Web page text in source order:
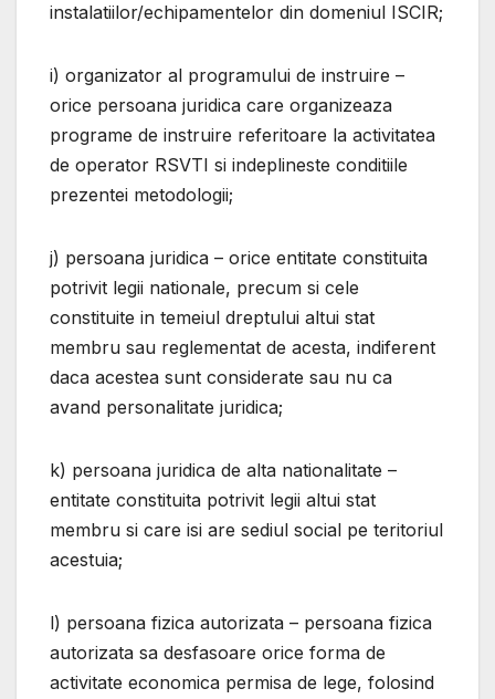
instalatiilor/echipamentelor din domeniul ISCIR;
i) organizator al programului de instruire –
orice persoana juridica care organizeaza
programe de instruire referitoare la activitatea
de operator RSVTI si indeplineste conditiile
prezentei metodologii;
j) persoana juridica – orice entitate constituita
potrivit legii nationale, precum si cele
constituite in temeiul dreptului altui stat
membru sau reglementat de acesta, indiferent
daca acestea sunt considerate sau nu ca
avand personalitate juridica;
k) persoana juridica de alta nationalitate –
entitate constituita potrivit legii altui stat
membru si care isi are sediul social pe teritoriul
acestuia;
l) persoana fizica autorizata – persoana fizica
autorizata sa desfasoare orice forma de
activitate economica permisa de lege, folosind